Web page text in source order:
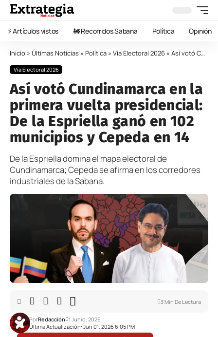
⚡️ Artículos vistos 🚂 Recorridos Sabana Política Opinión
Inicio » Últimas Noticias » Política » Vía Electoral 2026 » Así votó Cundinamarca en la primera vuelta presidencial: De la Espriella ganó en 102 municipios y Cepeda en 14
Vía Electoral 2026
Así votó Cundinamarca en la
primera vuelta presidencial:
De la Espriella ganó en 102
municipios y Cepeda en 14
De la Espriella domina el mapa electoral de
Cundinamarca; Cepeda se afirma en los corredores
industriales de la Sabana.
Última Actualización: Jun 01, 2026 6:05 PM
PorRedacción 1 Junio, 2026
3 Min De Lectura